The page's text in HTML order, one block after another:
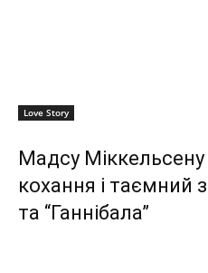
Love Story
Мадсу Міккельсену
кохання і таємний
та “Ганнібала”